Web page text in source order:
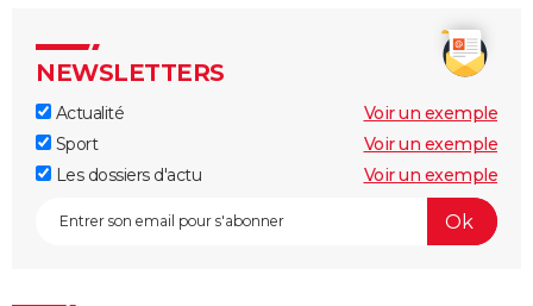
NEWSLETTERS
Actualité
Voir un exemple
Sport
Voir un exemple
Les dossiers d'actu
Voir un exemple